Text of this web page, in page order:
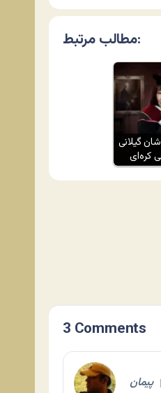
مطالب مرتبط:
گیلانی
کره‌ای
3 Comments
پیمان